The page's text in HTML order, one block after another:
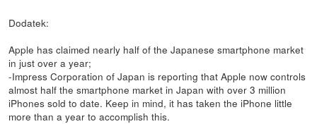
Dodatek:
Apple has claimed nearly half of the Japanese smartphone market
in just over a year;
-Impress Corporation of Japan is reporting that Apple now controls
almost half the smartphone market in Japan with over 3 million
iPhones sold to date. Keep in mind, it has taken the iPhone little
more than a year to accomplish this.